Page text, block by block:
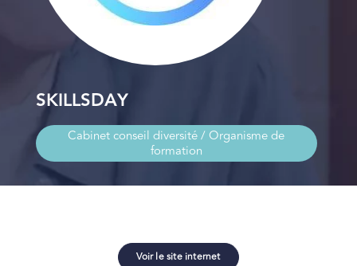
SKILLSDAY
Cabinet conseil diversité / Organisme de
formation
Voir le site internet